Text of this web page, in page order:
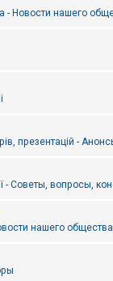
- Новости нашего
презентацій -
- Советы, вопросы,
нашего общества